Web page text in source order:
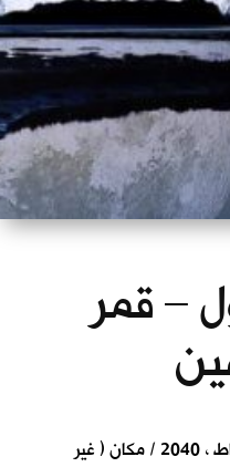
– قمر
/ 29 ، شباط ، 2040 / مكان ( غير